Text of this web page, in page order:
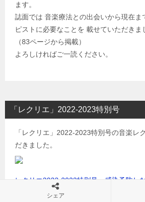
ます。
誌面では 音楽療法との出会いから現在ま
ピストに必要なことを 載せていただきま
（83ページから掲載）
よろしければご一読ください。
「レクリエ」2022-2023特別号
「レクリエ」2022-2023特別号の音楽レ
だきました。
レクリエ2022-2023特別号 感染予防し
エーション大特集（別冊家庭画報）
シェア